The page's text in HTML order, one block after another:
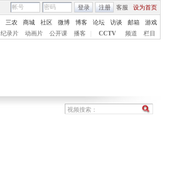
客服 设为首页
登录 注册
三农 商城 社区 微博 博客 论坛 访谈 邮箱
游戏
纪录片 动画片 公开课 播客 CCTV 频道 栏目